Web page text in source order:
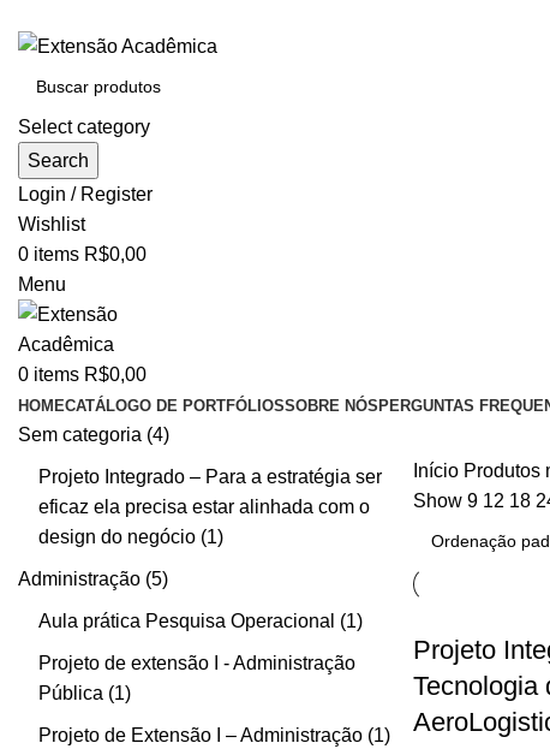
Select category
Search
Login / Register
Wishlist
0 items R$0,00
Menu
0 items R$0,00
HOMECATÁLOGO DE PORTFÓLIOSSOBRE NÓS PERGUNTAS
Sem categoria 4
Projeto Integrado – Para a estratégia ser
eficaz ela precisa estar alinhada com o
design do negócio 1
Administração 5
Aula prática Pesquisa Operacional 1
Projeto de extensão I - Administração
Pública
1
Projeto de Extensão I – Administração 1
Início Produtos
Show 9 12 18
Projeto
Tecnologia